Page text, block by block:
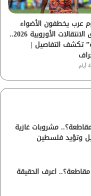
عرب يخطفون الأضواء
بسوق الانتقالات الأوروبية 2026..
تكشف التفاصيل |
مشروبات غازية
وتؤيد فلسطين
اعرف الحقيقة